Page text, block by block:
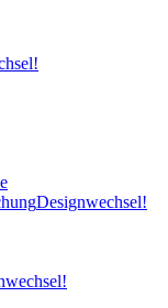
Designwechsel!